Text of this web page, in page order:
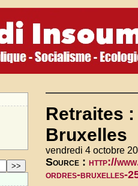
Retraites
Bruxelles
vendredi 4 octobre
Source : http://
ordres-bruxelles-